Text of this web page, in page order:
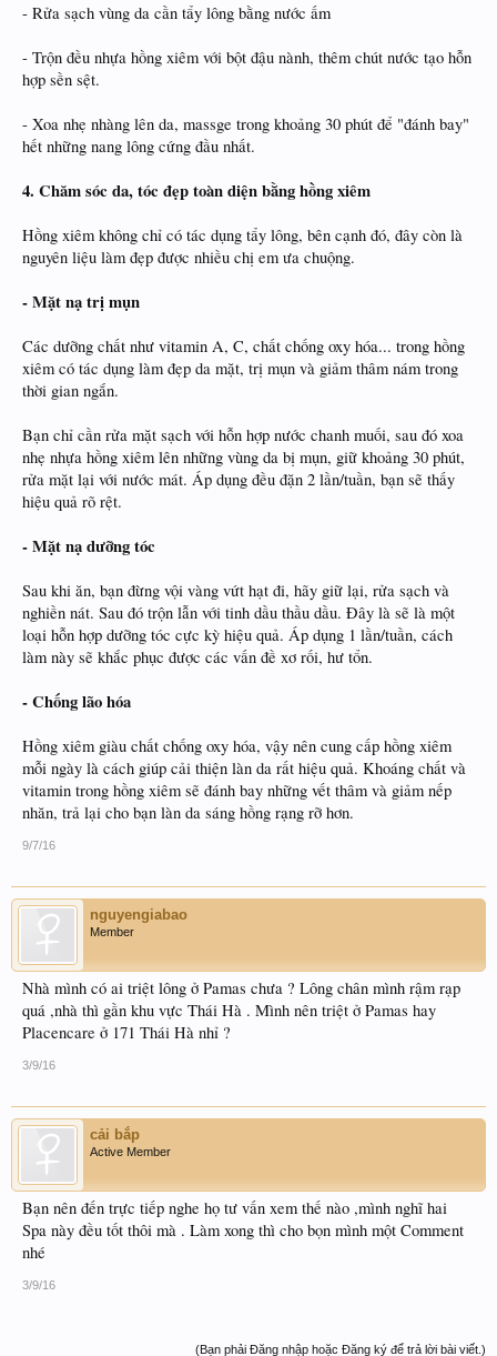
- Rửa sạch vùng da cần tẩy lông bằng nước ấm
- Trộn đều nhựa hồng xiêm với bột đậu nành, thêm chút nước tạo hỗn
hợp sền sệt.
- Xoa nhẹ nhàng lên da, massge trong khoảng 30 phút để "đánh bay"
hết những nang lông cứng đầu nhất.
4. Chăm sóc da, tóc đẹp toàn diện bằng hồng xiêm
Hồng xiêm không chỉ có tác dụng tẩy lông, bên cạnh đó, đây còn là
nguyên liệu làm đẹp được nhiều chị em ưa chuộng.
- Mặt nạ trị mụn
Các dưỡng chất như vitamin A, C, chất chống oxy hóa... trong hồng
xiêm có tác dụng làm đẹp da mặt, trị mụn và giảm thâm nám trong
thời gian ngắn.
Bạn chỉ cần rửa mặt sạch với hỗn hợp nước chanh muối, sau đó xoa
nhẹ nhựa hồng xiêm lên những vùng da bị mụn, giữ khoảng 30 phút,
rửa mặt lại với nước mát. Áp dụng đều đặn 2 lần/tuần, bạn sẽ thấy
hiệu quả rõ rệt.
- Mặt nạ dưỡng tóc
Sau khi ăn, bạn đừng vội vàng vứt hạt đi, hãy giữ lại, rửa sạch và
nghiền nát. Sau đó trộn lẫn với tinh dầu thầu dầu. Đây là sẽ là một
loại hỗn hợp dưỡng tóc cực kỳ hiệu quả. Áp dụng 1 lần/tuần, cách
làm này sẽ khắc phục được các vấn đề xơ rối, hư tổn.
- Chống lão hóa
Hồng xiêm giàu chất chống oxy hóa, vậy nên cung cấp hồng xiêm
mỗi ngày là cách giúp cải thiện làn da rất hiệu quả. Khoáng chất và
vitamin trong hồng xiêm sẽ đánh bay những vết thâm và giảm nếp
nhăn, trả lại cho bạn làn da sáng hồng rạng rỡ hơn.
9/7/16
nguyengiabao
Member
Nhà mình có ai triệt lông ở Pamas chưa ? Lông chân mình rậm rạp
quá ,nhà thì gần khu vực Thái Hà . Mình nên triệt ở Pamas hay
Placencare ở 171 Thái Hà nhỉ ?
3/9/16
cải bắp
Active Member
Bạn nên đến trực tiếp nghe họ tư vấn xem thế nào ,mình nghĩ hai
Spa này đều tốt thôi mà . Làm xong thì cho bọn mình một Comment
nhé
3/9/16
(Bạn phải Đăng nhập hoặc Đăng ký để trả lời bài viết.)